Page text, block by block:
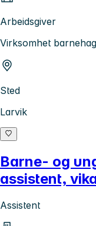
Arbeidsgiver
Virksomhet
Sted
Larvik
Barne- og
assistent,
Assistent